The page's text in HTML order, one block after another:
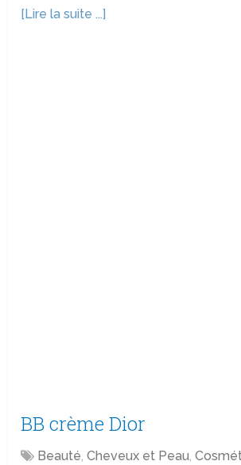
[Lire la suite ...]
BB crème Dior
Beauté,Cheveux et Peau,